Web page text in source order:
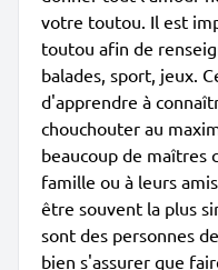
votre toutou. Il est
toutou afin de
balades, sport, jeux.
d'apprendre à
chouchouter au
beaucoup de maîtres
famille ou à leurs
être souvent la plus
sont des personnes
bien s'assurer que